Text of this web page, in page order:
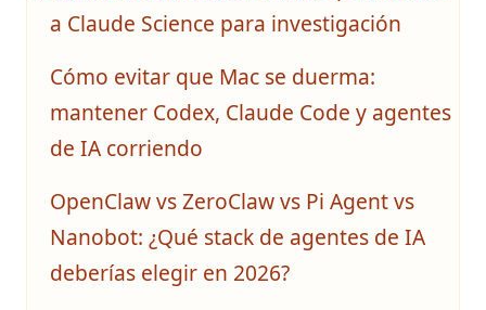
a Claude Science para investigación
Cómo evitar que Mac se duerma:
mantener Codex, Claude Code y agentes
de IA corriendo
OpenClaw vs ZeroClaw vs Pi Agent vs
Nanobot: ¿Qué stack de agentes de IA
deberías elegir en 2026?